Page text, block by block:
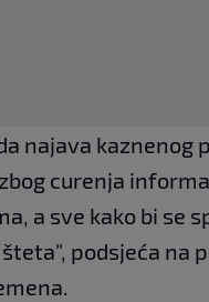
najava kaznenog
curenja
a sve kako bi se
podsjeća na